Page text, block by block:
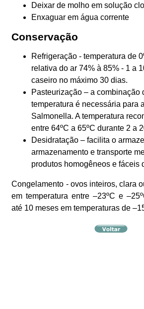
Deixar de molho em solução
Enxaguar em água corrente
Conservação
Refrigeração - temperatura de
relativa do ar 74% à 85% - 1 a
caseiro no máximo 30 dias.
Pasteurização – a combinação
temperatura é necessária para
Salmonella. A temperatura
entre 64ºC a 65ºC durante 2 a
Desidratação – facilita o
armazenamento e transporte
produtos homogêneos e fáceis
Congelamento - ovos inteiros, clara
em temperatura entre –23ºC e
até 10 meses em temperaturas de